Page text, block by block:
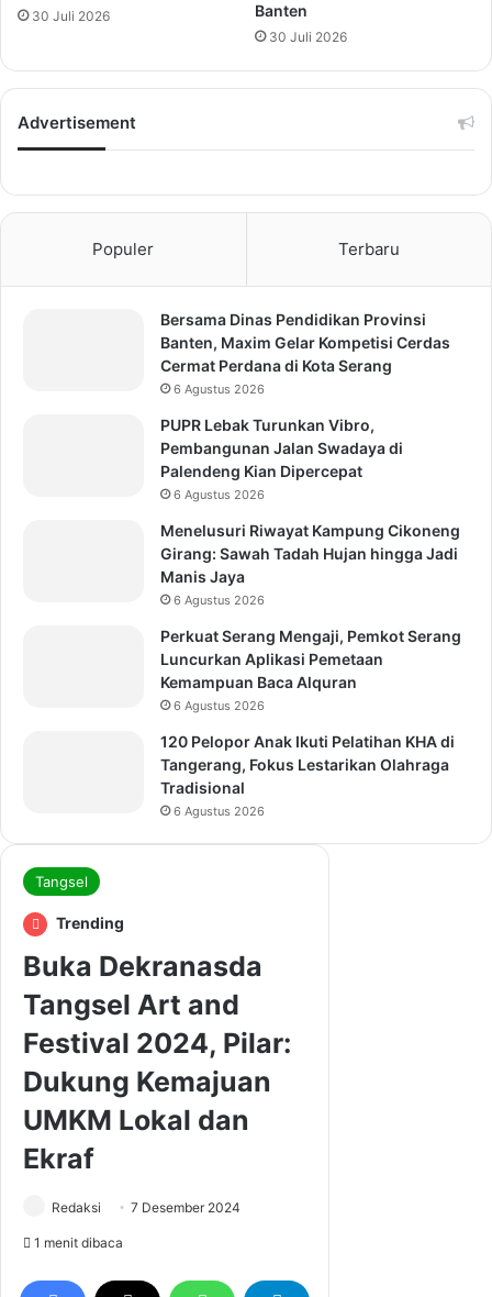
30 Juli 2026 Banten
30 Juli 2026
Advertisement
Populer Terbaru
Bersama Dinas Pendidikan Provinsi
Banten, Maxim Gelar Kompetisi Cerdas
Cermat Perdana di Kota Serang
6 Agustus 2026
PUPR Lebak Turunkan Vibro,
Pembangunan Jalan Swadaya di
Palendeng Kian Dipercepat
6 Agustus 2026
Menelusuri Riwayat Kampung Cikoneng
Girang: Sawah Tadah Hujan hingga Jadi
Manis Jaya
6 Agustus 2026
Perkuat Serang Mengaji, Pemkot Serang
Luncurkan Aplikasi Pemetaan
Kemampuan Baca Alquran
6 Agustus 2026
120 Pelopor Anak Ikuti Pelatihan KHA di
Tangerang, Fokus Lestarikan Olahraga
Tradisional
6 Agustus 2026